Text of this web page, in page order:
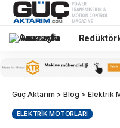
Anasayfa
Güç Aktarım > Blog > Elektrik
ELEKTRIK MOTORLARI